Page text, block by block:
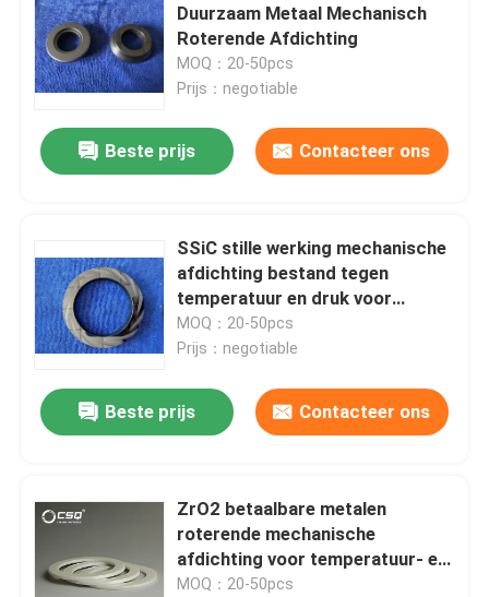
Duurzaam Metaal Mechanisch
Roterende Afdichting
MOQ：20-50pcs
Prijs：negotiable
Beste prijs Contacteer ons
SSiC stille werking mechanische
afdichting bestand tegen
temperatuur en druk voor
roterende machine
MOQ：20-50pcs
Prijs：negotiable
Beste prijs Contacteer ons
ZrO2 betaalbare metalen
roterende mechanische
afdichting voor temperatuur- en
druktoepassingen
MOQ：20-50pcs